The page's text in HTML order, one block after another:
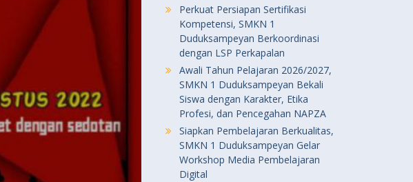
Perkuat Persiapan Sertifikasi
Kompetensi, SMKN 1
Duduksampeyan Berkoordinasi
dengan LSP Perkapalan
Awali Tahun Pelajaran 2026/2027,
SMKN 1 Duduksampeyan Bekali
Siswa dengan Karakter, Etika
Profesi, dan Pencegahan NAPZA
Siapkan Pembelajaran Berkualitas,
SMKN 1 Duduksampeyan Gelar
Workshop Media Pembelajaran
Digital